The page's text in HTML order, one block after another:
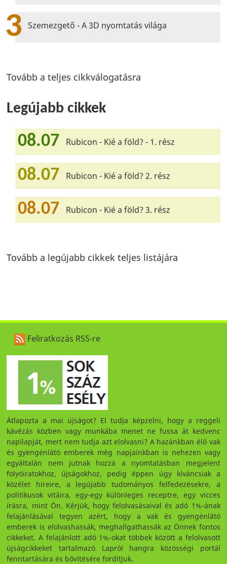
3
Szemezgető - A 3D nyomtatás világa
Tovább a teljes cikkválogatásra
Legújabb cikkek
08.07 Rubicon - Kié a föld? - 1. rész
08.07 Rubicon - Kié a föld? 2. rész
08.07 Rubicon - Kié a föld? 3. rész
Tovább a legújabb cikkek teljes listájára
Feliratkozás RSS-re
Átlapozta a mai újságot? El tudja képzelni, hogy a reggeli
kávézás közben vagy munkába menet ne fussa át kedvenc
napilapját, mert nem tudja azt elolvasni? A hazánkban élő vak
és gyengénlátó emberek még napjainkban is nehezen vagy
egyáltalán nem jutnak hozzá a nyomtatásban megjelent
folyóiratokhoz, újságokhoz, pedig éppen úgy kíváncsiak a
közélet híreire, a legújabb tudományos felfedezésekre, a
politikusok vitáira, egy-egy különleges receptre, egy vicces
írásra, mint Ön. Kérjük, hogy felolvasásaival és adó 1%-ának
felajánlásával tegyen azért, hogy a vak és gyengénlátó
emberek is elolvashassák, meghallgathassák az Önnek fontos
cikkeket. A felajánlott adó 1%-okat többek között a felolvasott
újságcikkeket tartalmazó Lapról hangra közösségi portál
fenntartására és bővítésére fordítjuk.